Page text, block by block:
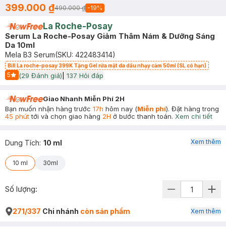
399.000 ₫490.000 ₫ -19%
La Roche-Posay
Serum La Roche-Posay Giảm Thâm Nám & Dưỡng Sáng
Da 10ml
Mela B3 Serum(SKU: 422483414)
Bill La roche-posay 399K Tặng Gel rửa mặt da dầu nhạy cảm 50ml (SL có hạn)
5
Start Icon
(29 Đánh giá) 137 Hỏi đáp
Giao Nhanh Miễn Phí 2H
Bạn muốn nhận hàng trước 17h hôm nay (Miễn phí). Đặt hàng trong
45 phúttới và chọn giao hàng 2H ở bước thanh toán. Xem chi tiết
Dung Tích: 10 ml
10 ml 30ml
Xem thêm
Số lượng:
271/337 Chi nhánh còn sản phẩm Xem thêm